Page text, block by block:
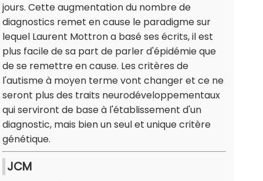
jours. Cette augmentation du nombre de
diagnostics remet en cause le paradigme sur
lequel Laurent Mottron a basé ses écrits, il est
plus facile de sa part de parler d'épidémie que
de se remettre en cause. Les critères de
l'autisme à moyen terme vont changer et ce ne
seront plus des traits neurodéveloppementaux
qui serviront de base à l'établissement d'un
diagnostic, mais bien un seul et unique critère
génétique.
JCM